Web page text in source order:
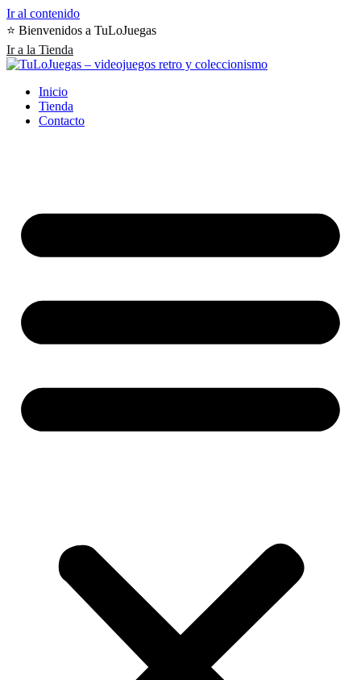
Ir al contenido
⭐️ Bienvenidos a TuLoJuegas
Ir a la Tienda
Inicio
Tienda
Contacto